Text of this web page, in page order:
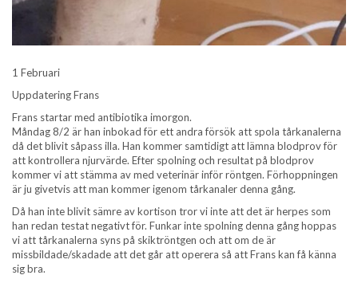
1 Februari
Uppdatering Frans
Frans startar med antibiotika imorgon.
Måndag 8/2 är han inbokad för ett andra försök att spola tårkanalerna
då det blivit såpass illa. Han kommer samtidigt att lämna blodprov för
att kontrollera njurvärde. Efter spolning och resultat på blodprov
kommer vi att stämma av med veterinär inför röntgen. Förhoppningen
är ju givetvis att man kommer igenom tårkanaler denna gång.
Då han inte blivit sämre av kortison tror vi inte att det är herpes som
han redan testat negativt för. Funkar inte spolning denna gång hoppas
vi att tårkanalerna syns på skiktröntgen och att om de är
missbildade/skadade att det går att operera så att Frans kan få känna
sig bra.